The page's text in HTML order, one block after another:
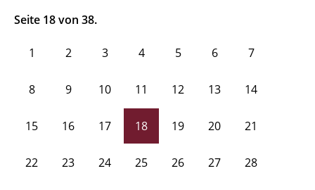
Seite 18 von 38.
1 2 3 4 5 6 7
8 9 10 11 12 13 14
15 16 17 18 19 20 21
22 23 24 25 26 27 28